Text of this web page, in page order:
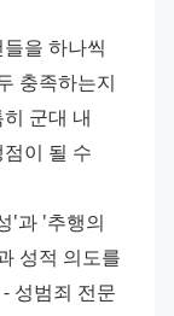
을 하나씩
충족하는지
군대 내
이 될 수
'과 '추행의
성적 의도를
성범죄 전문